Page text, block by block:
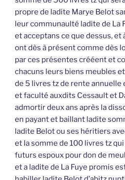
propre de ladite Marye Belot
leur communaulté ladite de La
et acceptans ce que dessus, et
ont dès à présent comme dès
par ces présentes crééent et
chacuns leurs biens meubles
de 5 livres tz de rente annuelle
et faculté auxdits Cessault et
admortir deux ans après la
en payant et baillant ladite
ladite Belot ou ses héritiers
et la somme de 100 livres tz
futurs espoux pour don de
et a ladite de La Fuye promis